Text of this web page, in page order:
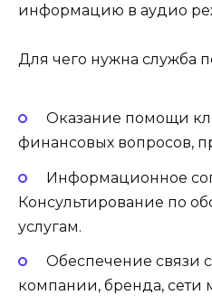
информацию в аудио
Для чего нужна служба
Оказание помощи
финансовых вопросов,
Информационное
Консультирование по
услугам.
Обеспечение связи
компании, бренда, сети